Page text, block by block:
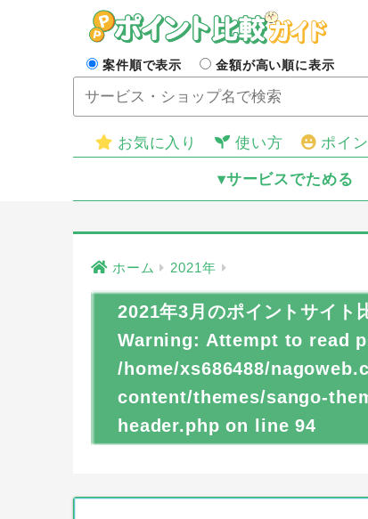
案件順で表示 金額が高い順に表示
お気に入り 使い方 ポイ
▾サービスでためる
ホーム 2021年
2021年3月のポイントサイト
Warning: Attempt to read
/home/xs686488/
content/themes/sango-
header.php on line94